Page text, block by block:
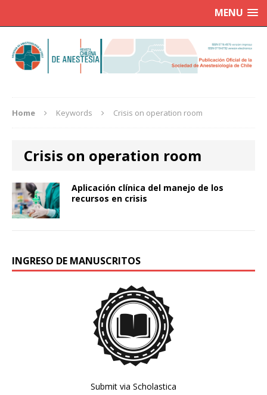
MENU
Home Keywords Crisis on operation room
Crisis on operation room
Aplicación clínica del manejo de los
recursos en crisis
INGRESO DE MANUSCRITOS
Submit via Scholastica